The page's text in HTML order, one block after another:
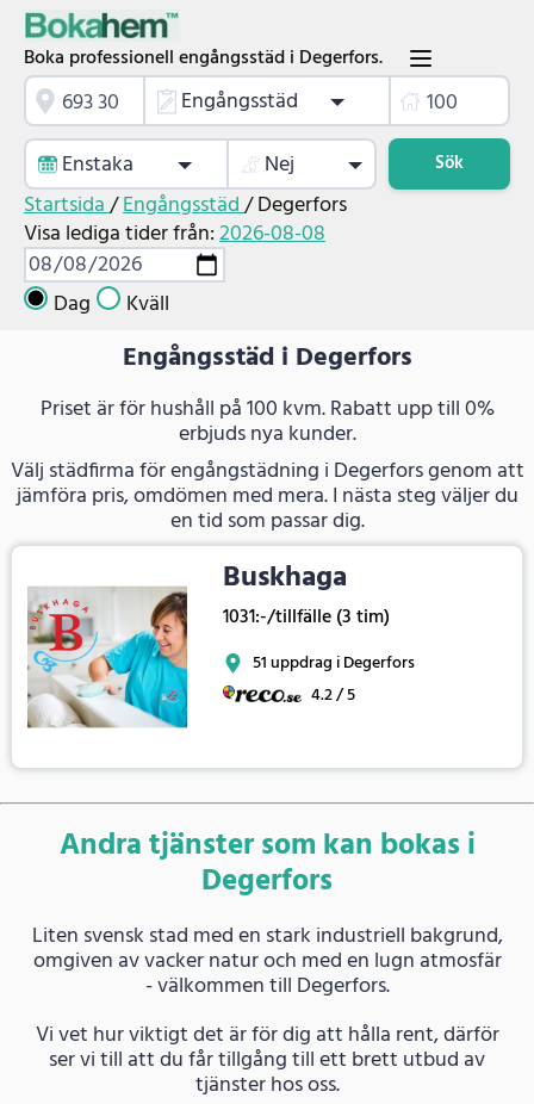
Boka professionell engångsstäd i Degerfors.
Engångsstäd
Enstaka
Nej Sök
Startsida/Engångsstäd/Degerfors
Visa lediga tider från:2026-08-08
Dag Kväll
Engångsstäd i Degerfors
Priset är för hushåll på 100 kvm. Rabatt upp till 0%
erbjuds nya kunder.
Välj städfirma för engångstädning i Degerfors genom att
jämföra pris, omdömen med mera. I nästa steg väljer du
en tid som passar dig.
Buskhaga
1031:-/tillfälle (3 tim)
51 uppdrag i Degerfors
4.2 / 5
Andra tjänster som kan bokas i
Degerfors
Liten svensk stad med en stark industriell bakgrund,
omgiven av vacker natur och med en lugn atmosfär
- välkommen till Degerfors.
Vi vet hur viktigt det är för dig att hålla rent, därför
ser vi till att du får tillgång till ett brett utbud av
tjänster hos oss.